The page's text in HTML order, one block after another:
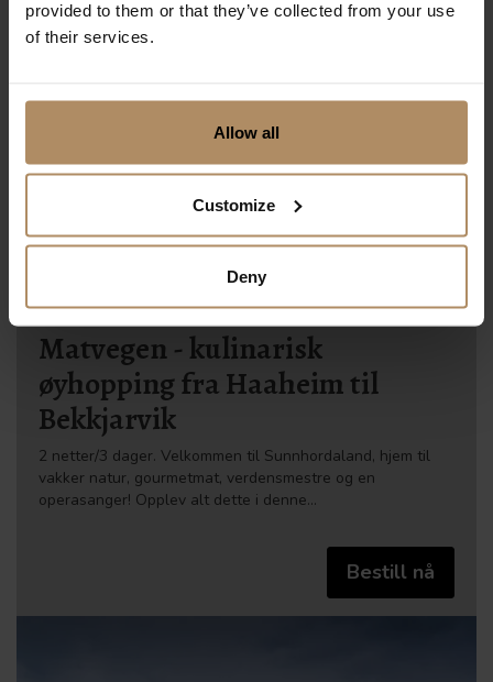
provided to them or that they’ve collected from your use
of their services.
Allow all
Customize
Deny
Matvegen - kulinarisk
øyhopping fra Haaheim til
Bekkjarvik
2 netter/3 dager. Velkommen til Sunnhordaland, hjem til
vakker natur, gourmetmat, verdensmestre og en
operasanger! Opplev alt dette i denne…
Bestill nå